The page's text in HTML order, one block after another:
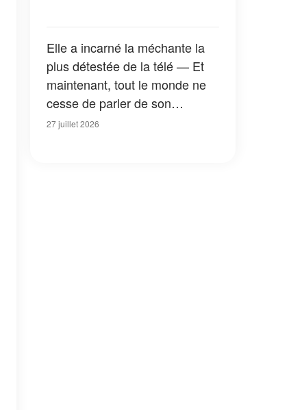
Elle a incarné la méchante la
plus détestée de la télé — Et
maintenant, tout le monde ne
cesse de parler de son
apparition dans la nouvelle
27 juillet 2026